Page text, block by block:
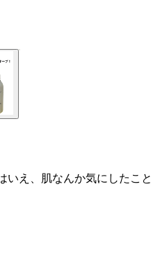
いえ、肌なんか気にしたこと